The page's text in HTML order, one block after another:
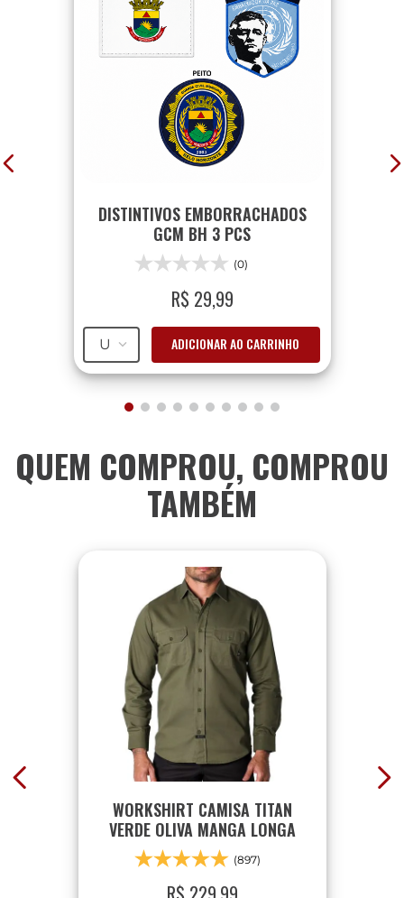
DISTINTIVOS EMBORRACHADOS
GCM BH 3 PCS
(0)
R$ 29,99
U ADICIONAR AO CARRINHO
QUEM COMPROU, COMPROU
TAMBÉM
WORKSHIRT CAMISA TITAN
VERDE OLIVA MANGA LONGA
(897)